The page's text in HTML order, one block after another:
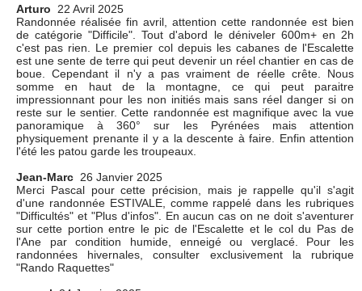
Arturo
22 Avril 2025
Randonnée réalisée fin avril, attention cette randonnée est bien
de catégorie "Difficile". Tout d'abord le déniveler 600m+ en 2h
c'est pas rien. Le premier col depuis les cabanes de l'Escalette
est une sente de terre qui peut devenir un réel chantier en cas de
boue. Cependant il n'y a pas vraiment de réelle crête. Nous
somme en haut de la montagne, ce qui peut paraitre
impressionnant pour les non initiés mais sans réel danger si on
reste sur le sentier. Cette randonnée est magnifique avec la vue
panoramique à 360° sur les Pyrénées mais attention
physiquement prenante il y a la descente à faire. Enfin attention
l'été les patou garde les troupeaux.
Jean-Marc 26 Janvier 2025
Merci Pascal pour cette précision, mais je rappelle qu'il s'agit
d'une randonnée ESTIVALE, comme rappelé dans les rubriques
"Difficultés" et "Plus d'infos". En aucun cas on ne doit s'aventurer
sur cette portion entre le pic de l'Escalette et le col du Pas de
l'Ane par condition humide, enneigé ou verglacé. Pour les
randonnées hivernales, consulter exclusivement la rubrique
"Rando Raquettes"